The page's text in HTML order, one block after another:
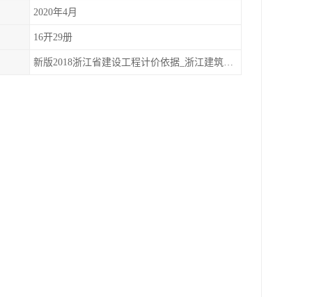
2020年4月
16开29册
新版2018浙江省建设工程计价依据_浙江建筑工程预算概算定额全29册